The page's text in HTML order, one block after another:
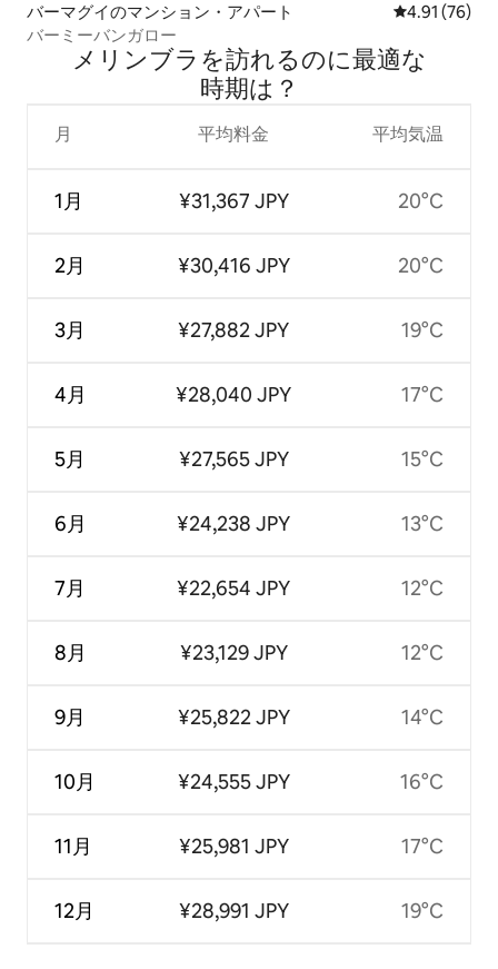
バーマグイのマンション・アパート レビュー76
4.91 (76)
バーミーバンガロー
メリンブラを訪⁠れ⁠るの⁠に最⁠適⁠な
時⁠期⁠は⁠？
月
1月
2月
3月
4月
5月
6月
7月
8月
9月
10月
11月
12月
平均料金
¥31,367 JPY
¥30,416 JPY
¥27,882 JPY
¥28,040 JPY
¥27,565 JPY
¥24,238 JPY
¥22,654 JPY
¥23,129 JPY
¥25,822 JPY
¥24,555 JPY
¥25,981 JPY
¥28,991 JPY
平均気温
20°C
20°C
19°C
17°C
15°C
13°C
12°C
12°C
14°C
16°C
17°C
19°C